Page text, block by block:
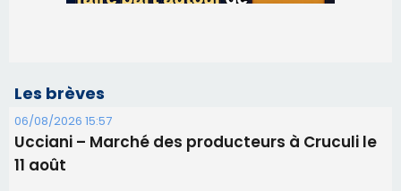
Les brèves
06/08/2026 15:57
Ucciani – Marché des producteurs à Cruculi le
11 août